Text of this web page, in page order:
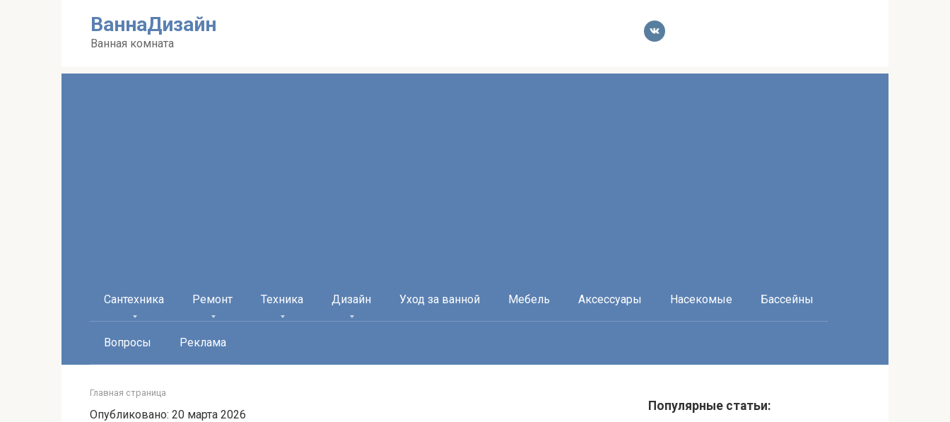
ВаннаДизайн
Ванная комната
Сантехника Ремонт Техника Дизайн Уход за ванной Мебель Аксессуары Насекомые Бассейны
Вопросы Реклама
Главная страница
Опубликовано: 20 марта 2026
Популярные статьи: